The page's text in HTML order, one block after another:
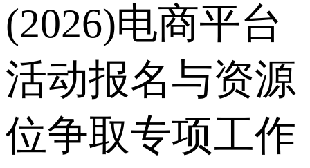
(2026)电商平台
活动报名与资源
位争取专项工作